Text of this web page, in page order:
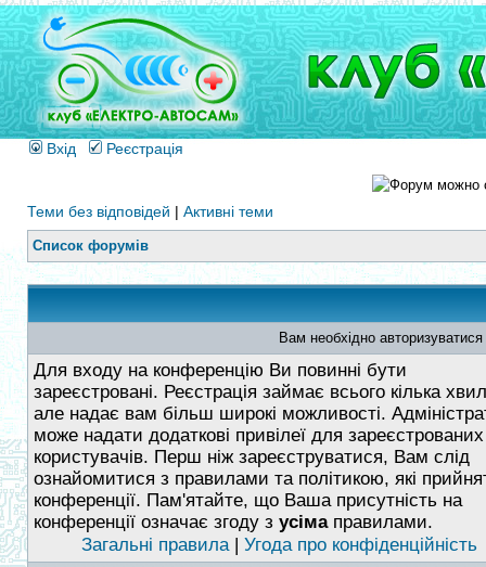
Вхід Реєстрація
Теми без відповідей | Активні теми
Список форумів
Вам необхідно
Для входу на конференцію Ви повинні бути
зареєстровані. Реєстрація займає всього кілька
але надає вам більш широкі можливості.
може надати додаткові привілеї для зареєстрованих
користувачів. Перш ніж зареєструватися, Вам слід
ознайомитися з правилами та політикою, які
конференції. Пам'ятайте, що Ваша присутність на
конференції означає згоду з усімаправилами.
Загальні правила| Угода про конфіденційність